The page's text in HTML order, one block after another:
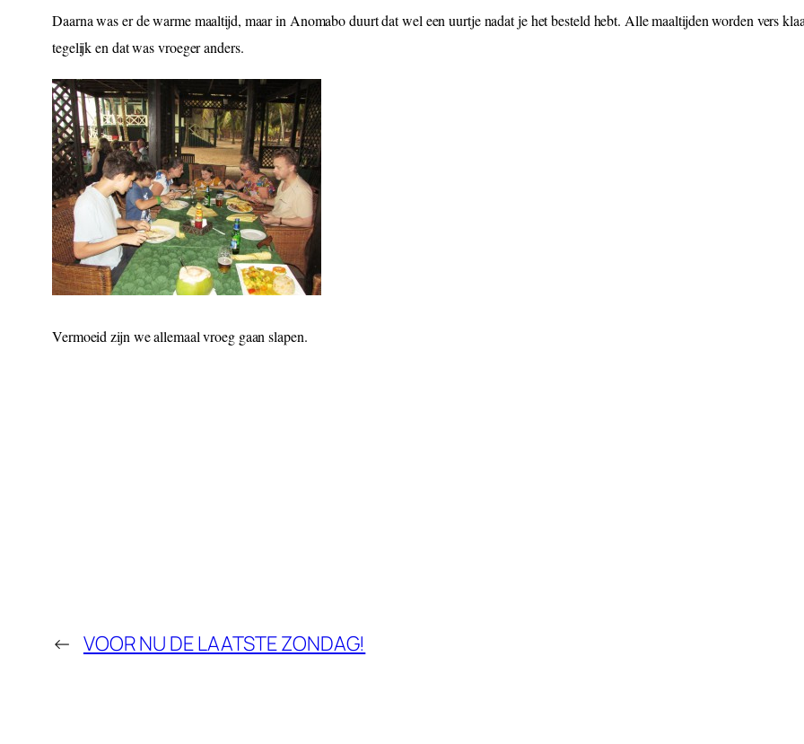
Daarna was er de warme maaltijd, maar in Anomabo duurt dat wel een uurtje nadat je het besteld hebt. Alle maaltijden worden vers
tegelijk en dat was vroeger anders.
Vermoeid zijn we allemaal vroeg gaan slapen.
← VOOR NU DE LAATSTE ZONDAG!